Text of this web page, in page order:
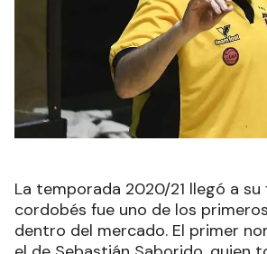
La temporada 2020/21 llegó a
cordobés fue uno de los
dentro del mercado. El primer